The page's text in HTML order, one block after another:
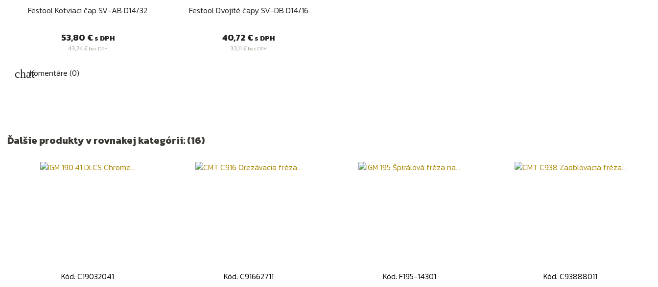
Festool Kotviaci čap SV-AB D14/32
Cena
53,80 € s DPH
43,74 €bez DPH
 Rýchly náhľad
Festool Dvojité čapy SV-DB D14/16
Cena
40,72 € s DPH
33,11 € bez DPH
 Rýchly náhľad
Komentáre (0)
Ďalšie produkty v rovnakej kategórii: (16)
Kód: C19032041
Kód: C91662711
Kód: F195-14301
Kód: C93888011